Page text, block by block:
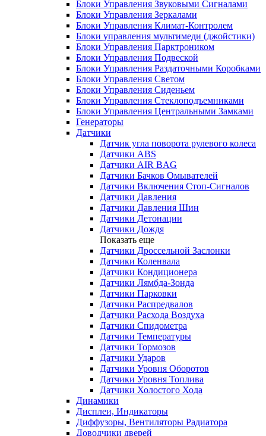
Блоки Управления Звуковыми Сигналами
Блоки Управления Зеркалами
Блоки Управления Климат-Контролем
Блоки управления мультимеди (джойстики)
Блоки Управления Парктроником
Блоки Управления Подвеской
Блоки Управления Раздаточными Коробками
Блоки Управления Светом
Блоки Управления Сиденьем
Блоки Управления Стеклоподъемниками
Блоки Управления Центральными Замками
Генераторы
Датчики
Датчик угла поворота рулевого колеса
Датчики ABS
Датчики AIR BAG
Датчики Бачков Омывателей
Датчики Включения Стоп-Сигналов
Датчики Давления
Датчики Давления Шин
Датчики Детонации
Датчики Дождя
Показать еще
Датчики Дроссельной Заслонки
Датчики Коленвала
Датчики Кондиционера
Датчики Лямбда-Зонда
Датчики Парковки
Датчики Распредвалов
Датчики Расхода Воздуха
Датчики Спидометра
Датчики Температуры
Датчики Тормозов
Датчики Ударов
Датчики Уровня Оборотов
Датчики Уровня Топлива
Датчики Холостого Хода
Динамики
Дисплеи, Индикаторы
Диффузоры, Вентиляторы Радиатора
Доводчики дверей